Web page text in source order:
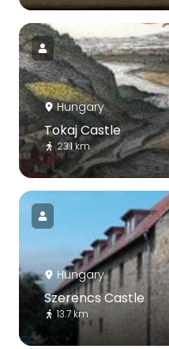
Hungary
Tokaj Castle
23.1 km
Hungary
Szerencs Castle
13.7 km